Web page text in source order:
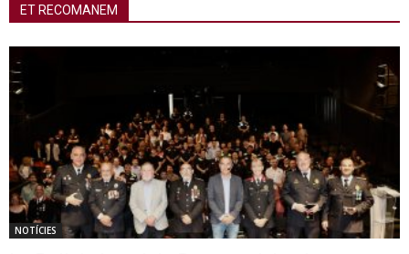
ET RECOMANEM
NOTÍCIES